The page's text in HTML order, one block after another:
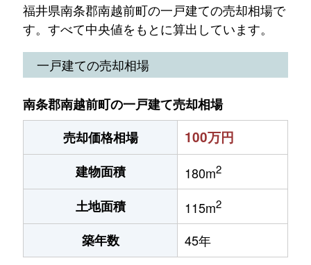
福井県南条郡南越前町の一戸建ての売却相場で
す。すべて中央値をもとに算出しています。
一戸建ての売却相場
南条郡南越前町の一戸建て売却相場
売却価格相場
100万円
建物面積 180m2
土地面積 115m2
築年数 45年